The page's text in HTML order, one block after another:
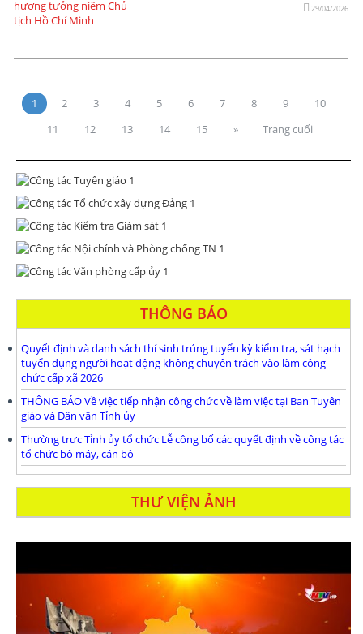
29/04/2026
1 2 3 4 5 6 7 8 9
10
11
12 13 14 15 » Trang cuối
THÔNG BÁO
Quyết định và danh sách thí sinh trúng tuyển kỳ kiểm tra, sát hạch
tuyển dụng người hoạt động không chuyên trách vào làm công
chức cấp xã 2026
THÔNG BÁO Về việc tiếp nhận công chức về làm việc tại Ban Tuyên
giáo và Dân vận Tỉnh ủy
Thường trưc Tỉnh ủy tổ chức Lễ công bố các quyết định về công tác
tổ chức bộ máy, cán bộ
THƯ VIỆN ẢNH